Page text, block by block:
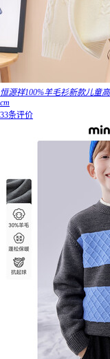
恒源祥100%羊毛衫新款儿童
cm
33条评价